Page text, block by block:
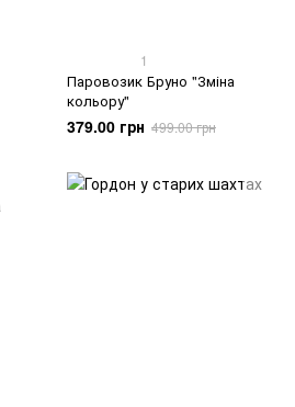
1
Паровозик Бруно "Зміна
кольору"
379.00 грн 499.00 грн